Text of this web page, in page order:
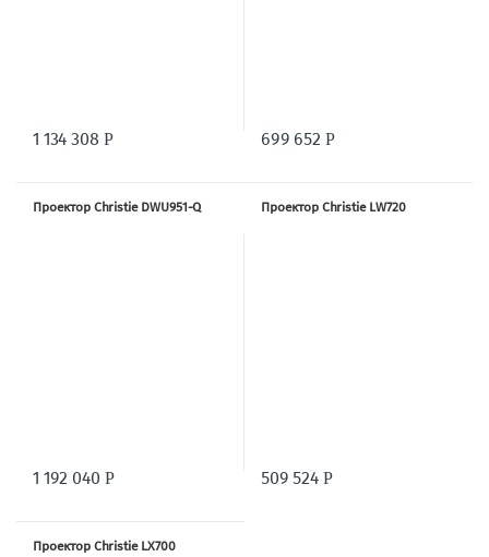
1 134 308 Р 699 652 Р
Проектор Christie DWU951-Q
1 192 040 Р
Проектор Christie LW720
509 524 Р
Проектор Christie LX700